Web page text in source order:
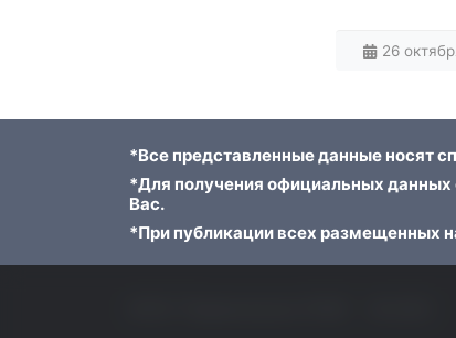
26
*Все представленные данные носят
*Для получения официальных
Вас.
*При публикации всех размещенных